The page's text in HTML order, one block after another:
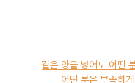
같은 양을 넣어도 어떤
어떤 분은 부족하